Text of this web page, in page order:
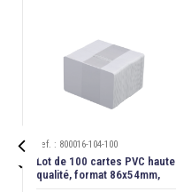

Ref. : 800016-104-100
Lot de 100 cartes PVC haute
qualité, format 86x54mm,